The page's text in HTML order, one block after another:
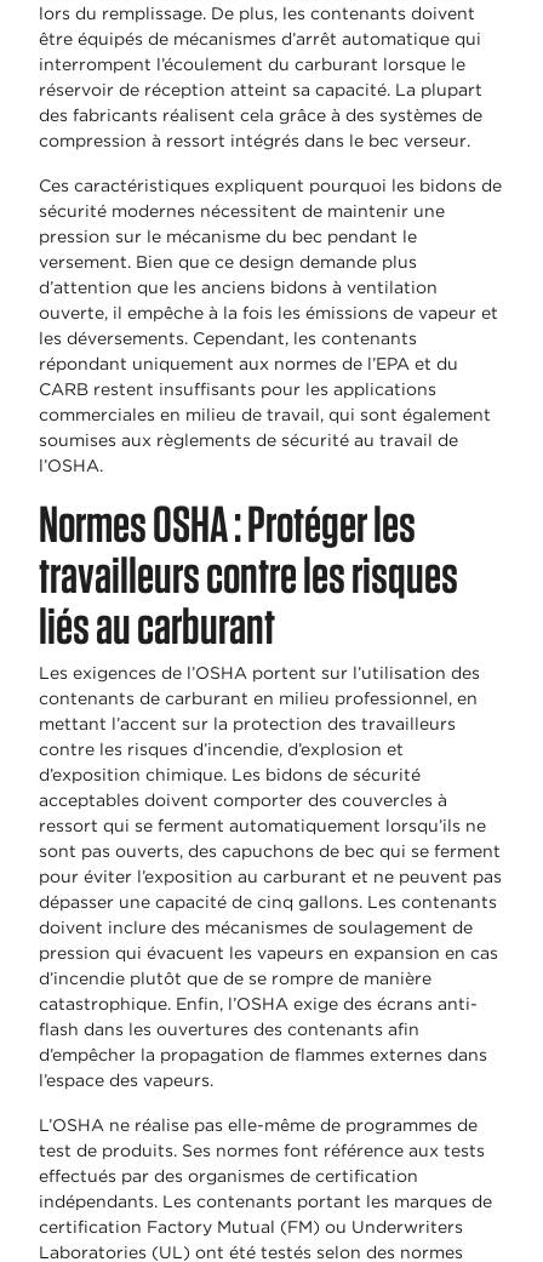
lors du remplissage. De plus, les contenants doivent
être équipés de mécanismes d’arrêt automatique qui
interrompent l’écoulement du carburant lorsque le
réservoir de réception atteint sa capacité. La plupart
des fabricants réalisent cela grâce à des systèmes de
compression à ressort intégrés dans le bec verseur.
Ces caractéristiques expliquent pourquoi les bidons de
sécurité modernes nécessitent de maintenir une
pression sur le mécanisme du bec pendant le
versement. Bien que ce design demande plus
d’attention que les anciens bidons à ventilation
ouverte, il empêche à la fois les émissions de vapeur et
les déversements. Cependant, les contenants
répondant uniquement aux normes de l’EPA et du
CARB restent insuffisants pour les applications
commerciales en milieu de travail, qui sont également
soumises aux règlements de sécurité au travail de
l’OSHA.
Normes OSHA : Protéger les
travailleurs contre les risques
liés au carburant
Les exigences de l’OSHA portent sur l’utilisation des
contenants de carburant en milieu professionnel, en
mettant l’accent sur la protection des travailleurs
contre les risques d’incendie, d’explosion et
d’exposition chimique. Les bidons de sécurité
acceptables doivent comporter des couvercles à
ressort qui se ferment automatiquement lorsqu’ils ne
sont pas ouverts, des capuchons de bec qui se ferment
pour éviter l’exposition au carburant et ne peuvent pas
dépasser une capacité de cinq gallons. Les contenants
doivent inclure des mécanismes de soulagement de
pression qui évacuent les vapeurs en expansion en cas
d’incendie plutôt que de se rompre de manière
catastrophique. Enfin, l’OSHA exige des écrans anti-
flash dans les ouvertures des contenants afin
d’empêcher la propagation de flammes externes dans
l’espace des vapeurs.
L’OSHA ne réalise pas elle-même de programmes de
test de produits. Ses normes font référence aux tests
effectués par des organismes de certification
indépendants. Les contenants portant les marques de
certification Factory Mutual (FM) ou Underwriters
Laboratories (UL) ont été testés selon des normes